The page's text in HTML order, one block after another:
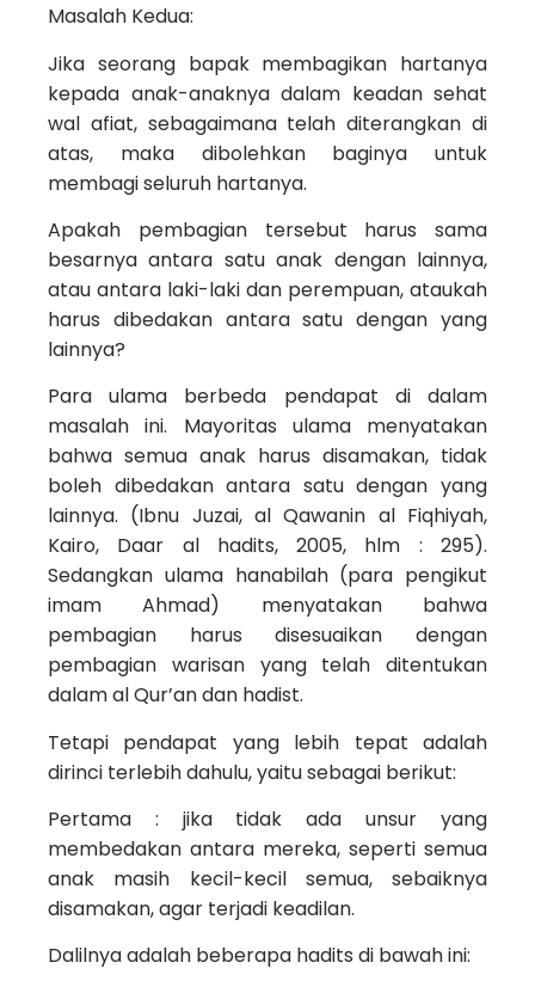
Masalah Kedua:
Jika seorang bapak membagikan hartanya
kepada anak-anaknya dalam keadan sehat
wal afiat, sebagaimana telah diterangkan di
atas, maka dibolehkan baginya untuk
membagi seluruh hartanya.
Apakah pembagian tersebut harus sama
besarnya antara satu anak dengan lainnya,
atau antara laki-laki dan perempuan, ataukah
harus dibedakan antara satu dengan yang
lainnya?
Para ulama berbeda pendapat di dalam
masalah ini. Mayoritas ulama menyatakan
bahwa semua anak harus disamakan, tidak
boleh dibedakan antara satu dengan yang
lainnya. (Ibnu Juzai, al Qawanin al Fiqhiyah,
Kairo, Daar al hadits, 2005, hlm : 295).
Sedangkan ulama hanabilah (para pengikut
imam Ahmad) menyatakan bahwa
pembagian harus disesuaikan dengan
pembagian warisan yang telah ditentukan
dalam al Qur’an dan hadist.
Tetapi pendapat yang lebih tepat adalah
dirinci terlebih dahulu, yaitu sebagai berikut:
Pertama : jika tidak ada unsur yang
membedakan antara mereka, seperti semua
anak masih kecil-kecil semua, sebaiknya
disamakan, agar terjadi keadilan.
Dalilnya adalah beberapa hadits di bawah ini: